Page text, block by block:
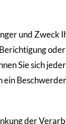
und Zweck
Sie sich
ein
der